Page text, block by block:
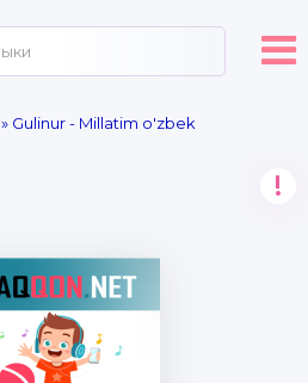
» Gulinur - Millatim o'zbek
!